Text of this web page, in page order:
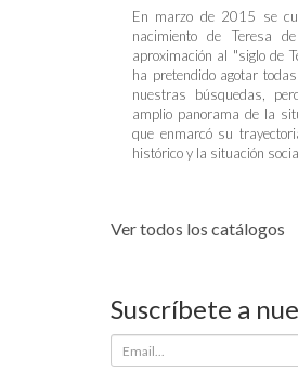
En marzo de 2015 se
nacimiento de Teresa
aproximación al "siglo de
ha pretendido agotar
nuestras búsquedas,
amplio panorama de la
que enmarcó su
histórico y la situación
Ver todos los catálogos
Suscríbete a